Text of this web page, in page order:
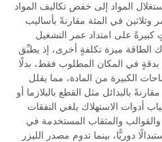
المواد إلى خفض تكاليف المواد
وثلاثين في المئة مقارنةً بأساليب
كبيرةً على امتداد عمر التشغيل
الطاقة ميزة تكلفةٍ أخرى، إذ يطبِّق
بدقةٍ في المكان المطلوب فقط، بدلًا
الكبيرة من المادة، مما يقلل
بالبدائل مثل القطع بالبلازما أو
أدوات الاستهلاك يلغي النفقات
والمثقاب المستخدمة في
دوريًّا، بينما تدوم مصدر الليزر